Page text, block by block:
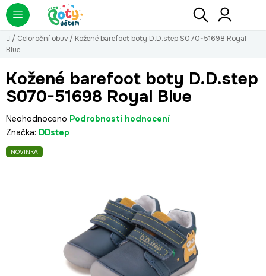
Přejít
na
obsah
Hledat
Domů
/ Celoroční obuv / Kožené barefoot boty D.D.step S070-51698 Royal
Blue
Kožené barefoot boty D.D.step
S070-51698 Royal Blue
Průměrné
hodnocení
produktu
je
Neohodnoceno Podrobnosti hodnocení
Značka: DDstep
NOVINKA